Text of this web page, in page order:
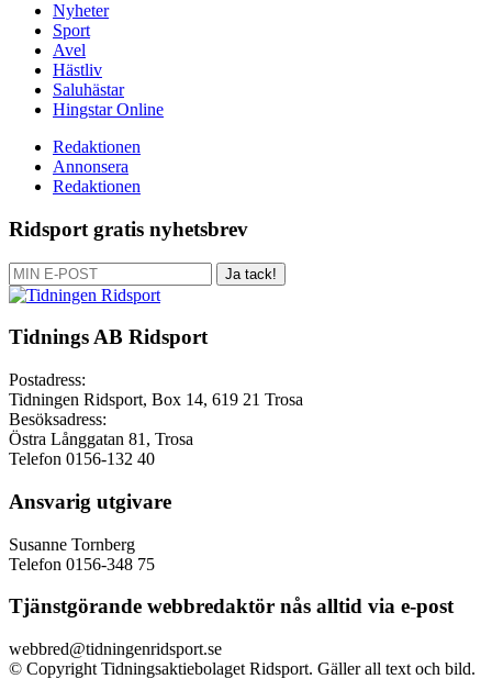
Nyheter
Sport
Avel
Hästliv
Saluhästar
Hingstar Online
Redaktionen
Annonsera
Redaktionen
Ridsport gratis nyhetsbrev
Ja tack!
Tidnings AB Ridsport
Postadress:
Tidningen Ridsport, Box 14, 619 21 Trosa
Besöksadress:
Östra Långgatan 81, Trosa
Telefon 0156-132 40
Ansvarig utgivare
Susanne Tornberg
Telefon 0156-348 75
Tjänstgörande webbredaktör nås alltid via e-post
webbred@tidningenridsport.se
© Copyright Tidningsaktiebolaget Ridsport. Gäller all text och bild.